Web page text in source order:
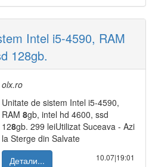
Intel i5-4590, RAM
128gb.
olx.ro
Unitate de sistem Intel i5-4590,
RAM 8gb, intel hd 4600, ssd
128gb. 299 leiUtilizat Suceava - Azi
la Sterge din Salvate
Детали...
10.07|19:01